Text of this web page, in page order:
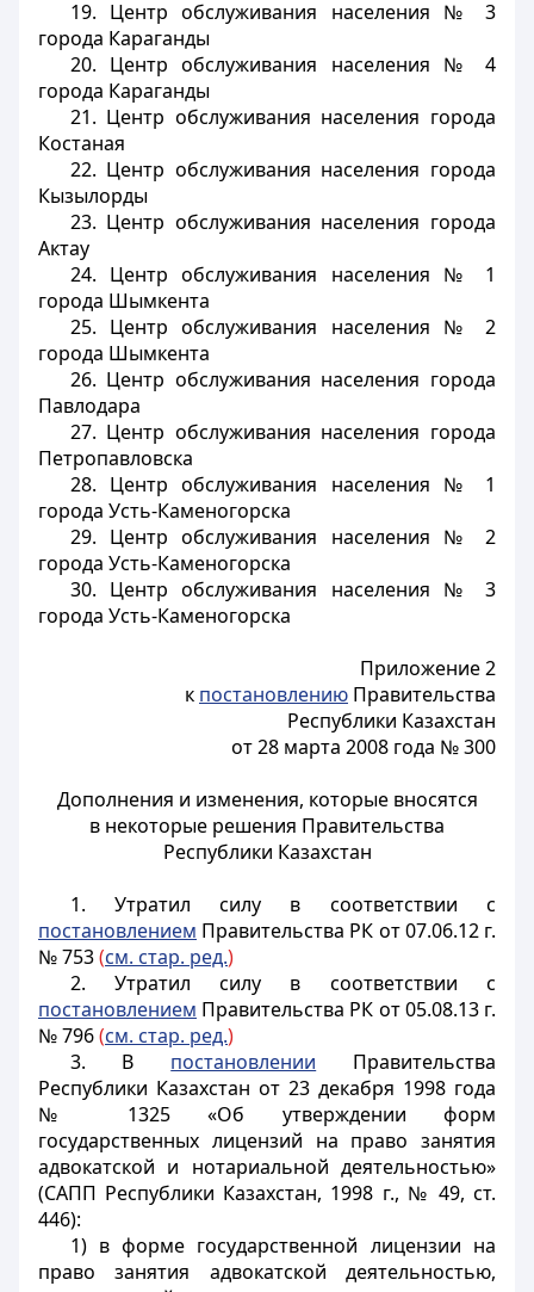
19. Центр обслуживания населения № 3
города Караганды
20. Центр обслуживания населения № 4
города Караганды
21. Центр обслуживания населения города
Костаная
22. Центр обслуживания населения города
Кызылорды
23. Центр обслуживания населения города
Актау
24. Центр обслуживания населения № 1
города Шымкента
25. Центр обслуживания населения № 2
города Шымкента
26. Центр обслуживания населения города
Павлодара
27. Центр обслуживания населения города
Петропавловска
28. Центр обслуживания населения № 1
города Усть-Каменогорска
29. Центр обслуживания населения № 2
города Усть-Каменогорска
30. Центр обслуживания населения № 3
города Усть-Каменогорска
Приложение 2
к постановлению Правительства
Республики Казахстан
от 28 марта 2008 года № 300
Дополнения и изменения, которые вносятся
в некоторые решения Правительства
Республики Казахстан
1. Утратил силу в соответствии с
постановлением Правительства РК от 07.06.12 г.
№ 753(см. стар. ред.)
2. Утратил силу в соответствии с
постановлением Правительства РК от 05.08.13 г.
№ 796(см. стар. ред.)
3. В постановлении Правительства
Республики Казахстан от 23 декабря 1998 года
№ 1325 «Об утверждении форм
государственных лицензий на право занятия
адвокатской и нотариальной деятельностью»
(САПП Республики Казахстан, 1998 г., № 49, ст.
446):
1) в форме государственной лицензии на
право занятия адвокатской деятельностью,